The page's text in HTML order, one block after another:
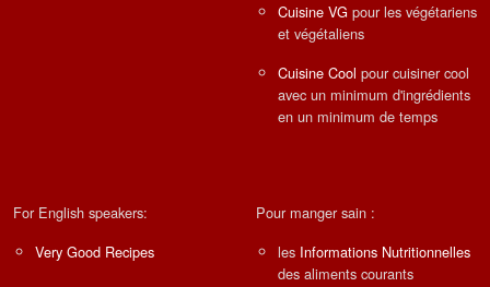
Cuisine VG pour les végétariens
et végétaliens
Cuisine Cool pour cuisiner cool
avec un minimum d'ingrédients
en un minimum de temps
For English speakers:
Very Good Recipes
Pour manger sain :
les Informations Nutritionnelles
des aliments courants